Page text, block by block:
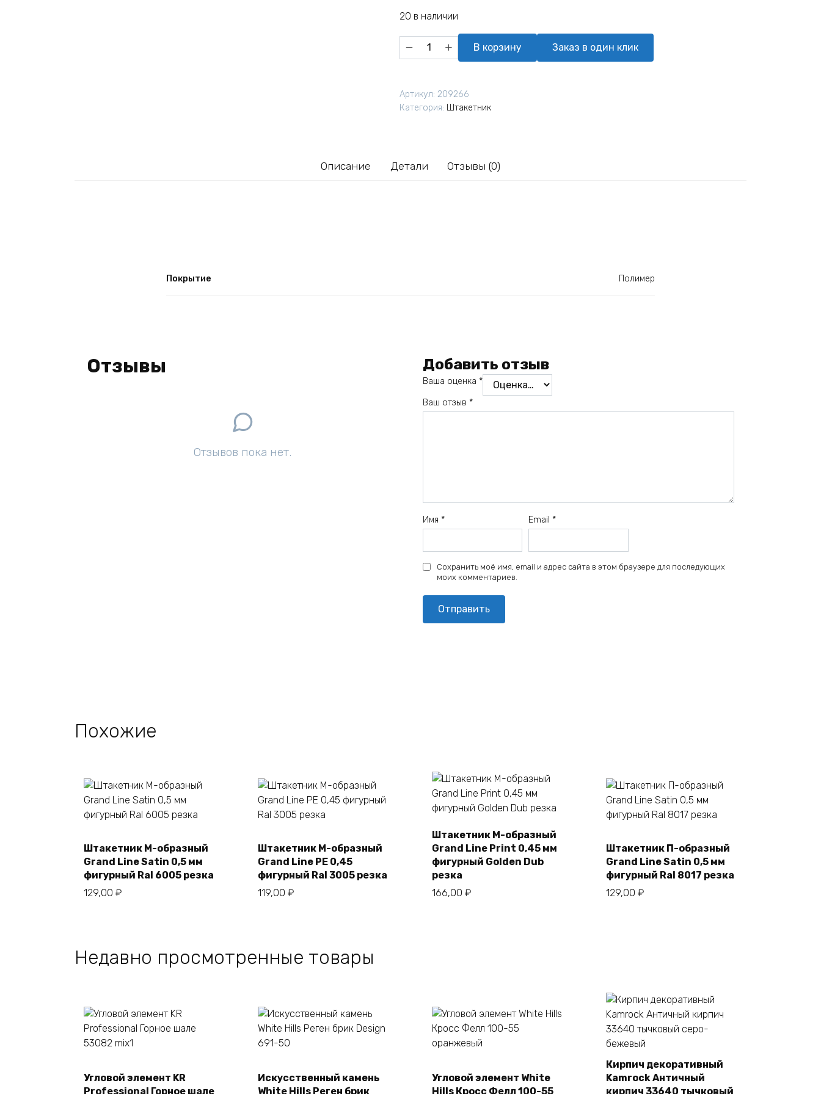
20 в наличии
Количество
товара
образный
В корзину Заказ в один клик
Артикул: 209266
Категория: Штакетник
Описание Детали Отзывы (0)
Покрытие Полимер
Отзывы
Отзывов пока нет.
Добавить отзыв
Ваша оценка *
Ваш отзыв *
Имя * Email *
Сохранить моё имя, email и адрес сайта в этом браузере для последующих
моих комментариев.
Похожие
В корзину
Штакетник М-образный
Grand Line Satin 0,5 мм
фигурный Ral 6005 резка
129,00 ₽
В корзину
Штакетник М-образный
Grand Line РЕ 0,45
фигурный Ral 3005 резка
119,00 ₽
В корзину
Штакетник М-образный
Grand Line Print 0,45 мм
фигурный Golden Dub
резка
166,00 ₽
В корзину
Штакетник П-образный
Grand Line Satin 0,5 мм
фигурный Ral 8017 резка
129,00 ₽
Недавно просмотренные товары
В корзину
Угловой элемент KR
Professional Горное шале
В корзину
Искусственный камень
White Hills Реген брик
В корзину
Угловой элемент White
Hills Кросс Фелл 100-55
В корзину
Кирпич декоративный
Kamrock Античный
кирпич 33640 тычковый